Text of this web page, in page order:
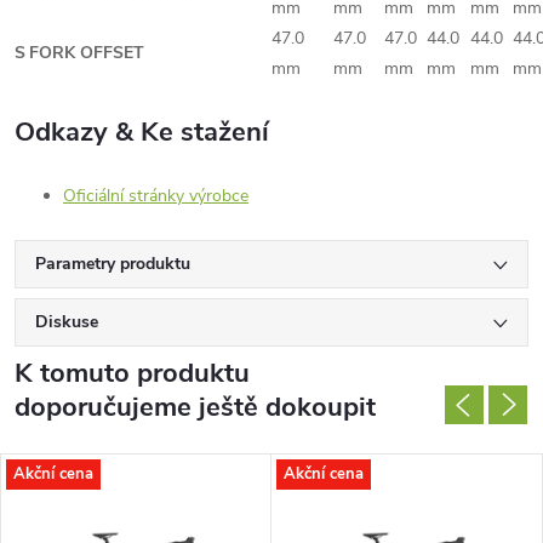
mm
mm
mm
mm
mm
mm
S FORK OFFSET
47.0
mm
47.0
mm
47.0
mm
44.0
mm
44.0
mm
mm
Odkazy & Ke stažení
Oficiální stránky výrobce
Parametry produktu
Diskuse
K tomuto produktu
doporučujeme ještě dokoupit
Akční cena Akční cena